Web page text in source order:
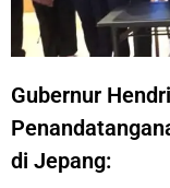
Gubernur
di Jepang: